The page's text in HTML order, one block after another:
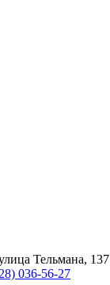
Тельмана, 137
036-56-27